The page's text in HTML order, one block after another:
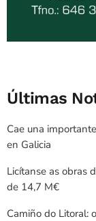
Últimas
Cae una
en Galicia
Licítanse as obras
de 14,7 M€
Camiño do Litoral: